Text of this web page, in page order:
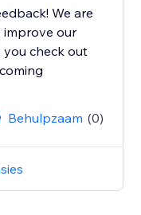
We are
improve our
you check out
Behulpzaam (0)